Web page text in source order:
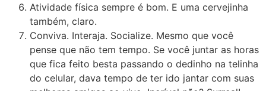
Atividade física sempre é bom. E uma cervejinha
também, claro.
Conviva. Interaja. Socialize. Mesmo que você
pense que não tem tempo. Se você juntar as horas
que fica feito besta passando o dedinho na telinha
do celular, dava tempo de ter ido jantar com suas